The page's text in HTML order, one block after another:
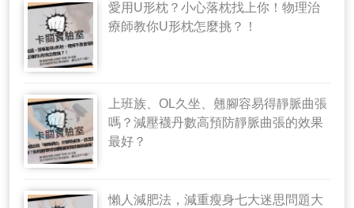
愛用U形枕？小心落枕找上你！物理治
療師教你U形枕怎麼挑？！
上班族、OL久坐、翹腳容易得靜脈曲張
嗎？減壓襪丹數高預防靜脈曲張的效果
最好？
懶人減肥法，減重瘦身七大迷思問題大